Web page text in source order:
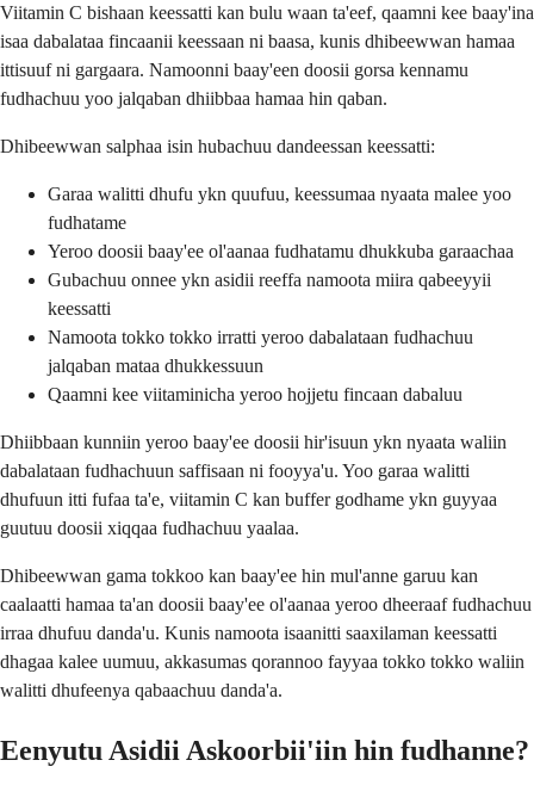
Viitamin C bishaan keessatti kan bulu waan ta'eef, qaamni kee baay'ina
isaa dabalataa fincaanii keessaan ni baasa, kunis dhibeewwan hamaa
ittisuuf ni gargaara. Namoonni baay'een doosii gorsa kennamu
fudhachuu yoo jalqaban dhiibbaa hamaa hin qaban.
Dhibeewwan salphaa isin hubachuu dandeessan keessatti:
Garaa walitti dhufu ykn quufuu, keessumaa nyaata malee yoo
fudhatame
Yeroo doosii baay'ee ol'aanaa fudhatamu dhukkuba garaachaa
Gubachuu onnee ykn asidii reeffa namoota miira qabeeyyii
keessatti
Namoota tokko tokko irratti yeroo dabalataan fudhachuu
jalqaban mataa dhukkessuun
Qaamni kee viitaminicha yeroo hojjetu fincaan dabaluu
Dhiibbaan kunniin yeroo baay'ee doosii hir'isuun ykn nyaata waliin
dabalataan fudhachuun saffisaan ni fooyya'u. Yoo garaa walitti
dhufuun itti fufaa ta'e, viitamin C kan buffer godhame ykn guyyaa
guutuu doosii xiqqaa fudhachuu yaalaa.
Dhibeewwan gama tokkoo kan baay'ee hin mul'anne garuu kan
caalaatti hamaa ta'an doosii baay'ee ol'aanaa yeroo dheeraaf fudhachuu
irraa dhufuu danda'u. Kunis namoota isaanitti saaxilaman keessatti
dhagaa kalee uumuu, akkasumas qorannoo fayyaa tokko tokko waliin
walitti dhufeenya qabaachuu danda'a.
Eenyutu Asidii Askoorbii'iin hin fudhanne?